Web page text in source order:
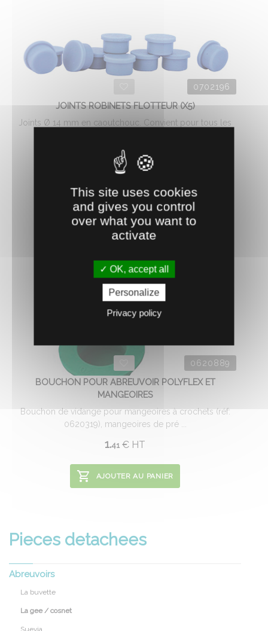
0702196
JOINTS ROBINETS FLOTTEUR (X5)
Joints Ø 14 mm en caoutchouc. Convient pour tous les
02 € HT
AJOUTER AU PANIER
0620889
BOUCHON POUR ABREUVOIR POLYFLEX ET
MANGEOIRES
Bouchon de vidange pour mangeoires à crochets (réf:
0620319), mangeoires de pré ...
1.41 € HT
AJOUTER AU PANIER
Pieces detachees
Abreuvoirs
La buvette
La gee / cosnet
Suevia
This site uses cookies
and gives you control
over what you want to
activate
OK, accept all
Personalize
Privacy policy